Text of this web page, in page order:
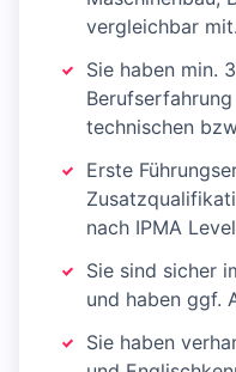
vergleichbar mit.
Sie haben min.
technischen
Erste
nach IPMA
Sie sind sicher
und haben ggf.
Sie haben